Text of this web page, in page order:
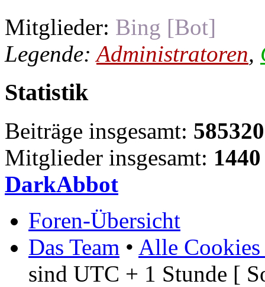
Mitglieder: Bing [Bot]
Legende:Administratoren,
Statistik
Beiträge insgesamt: 585320
Mitglieder insgesamt: 1440
DarkAbbot
Foren-Übersicht
Das Team • Alle Cookies
sind UTC + 1 Stunde [